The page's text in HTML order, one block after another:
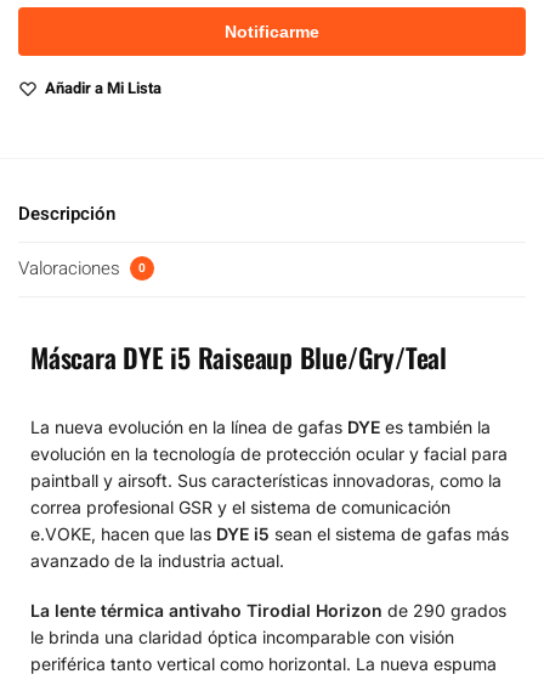
Añadir a Mi Lista
Descripción
Valoraciones 0
Máscara DYE i5 Raiseaup Blue/Gry/Teal
La nueva evolución en la línea de gafas DYE es también la
evolución en la tecnología de protección ocular y facial para
paintball y airsoft. Sus características innovadoras, como la
correa profesional GSR y el sistema de comunicación
e.VOKE, hacen que las DYE i5 sean el sistema de gafas más
avanzado de la industria actual.
La lente térmica antivaho Tirodial Horizon de 290 grados
le brinda una claridad óptica incomparable con visión
periférica tanto vertical como horizontal. La nueva espuma